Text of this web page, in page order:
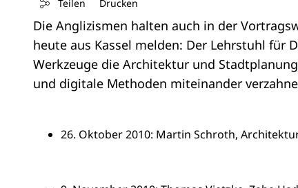
Teilen Drucken
Die Anglizismen halten auch in der
heute aus Kassel melden: Der Lehrstuhl für
Werkzeuge die Architektur und
und digitale Methoden miteinander
26. Oktober 2010: Martin Schroth,